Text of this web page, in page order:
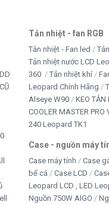
Tản nhiệt - fan RGB
Tản nhiệt - Fan led
Tản nhiệt nước LCD
360
Tản nhiệt khí
Leopard Chính Hãng
Alseye W90
KEO TẢN
COOLER MASTER PRO
240 Leopard TK1
Case - nguồn máy
Case máy tính Case
bể cá
Case LCD
Leopard LCD , LED
Nguồn 750W AIGO